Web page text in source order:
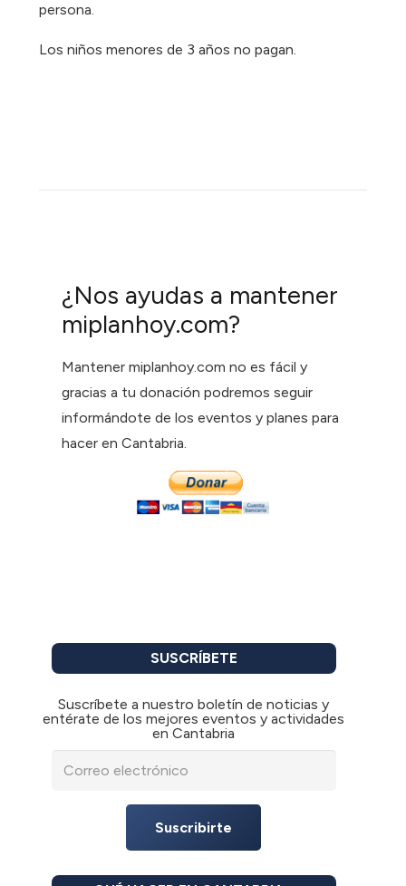
persona.
Los niños menores de 3 años no pagan.
¿Nos ayudas a mantener
miplanhoy.com?
Mantener miplanhoy.com no es fácil y
gracias a tu donación podremos seguir
informándote de los eventos y planes para
hacer en Cantabria.
SUSCRÍBETE
Suscríbete a nuestro boletín de noticias y
entérate de los mejores eventos y actividades
en Cantabria
Suscribirte